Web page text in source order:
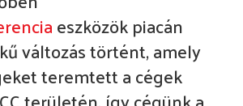
eszközök piacán
változás történt, amely
teremtett a cégek